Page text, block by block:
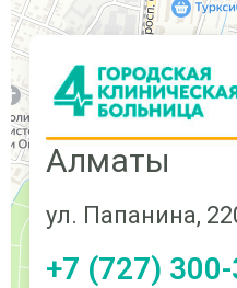
Алматы
ул. Папанина,
+7 (727)